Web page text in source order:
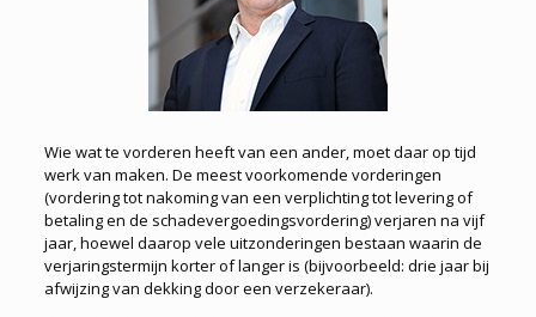
Wie wat te vorderen heeft van een ander, moet daar op tijd
werk van maken. De meest voorkomende vorderingen
(vordering tot nakoming van een verplichting tot levering of
betaling en de schadevergoedingsvordering) verjaren na vijf
jaar, hoewel daarop vele uitzonderingen bestaan waarin de
verjaringstermijn korter of langer is (bijvoorbeeld: drie jaar bij
afwijzing van dekking door een verzekeraar).